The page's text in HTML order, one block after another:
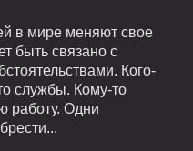
в мире меняют свое
быть связано с
Кого-
службы. Кому-то
работу. Одни